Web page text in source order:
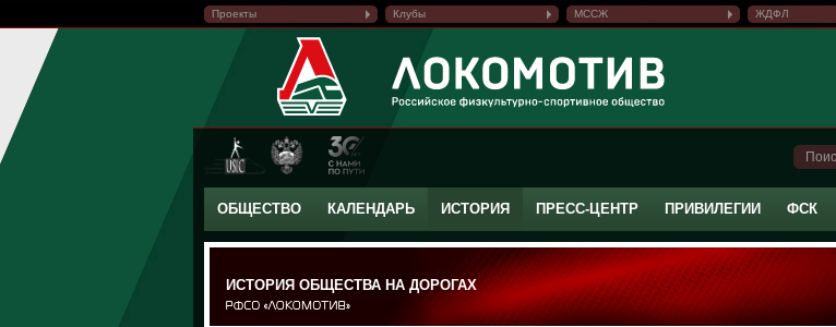
Проекты Клубы МССЖ ЖДФЛ
ОБЩЕСТВО КАЛЕНДАРЬ ИСТОРИЯ ПРЕСС-ЦЕНТР ПРИВИЛЕГИИ ФСК
ИСТОРИЯ ОБЩЕСТВА НА ДОРОГАХ